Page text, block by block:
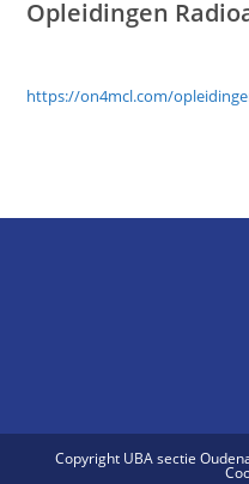
Opleidingen
https://on4mcl.com/
Copyright UBA sectie